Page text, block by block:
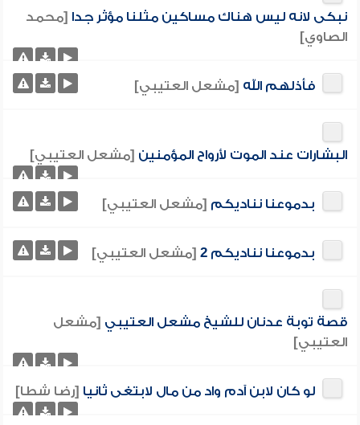
نبكى لانه ليس هناك مساكين مثلنا مؤثر جدا [محمد
الصاوي]
فأذلهم الله [مشعل العتيبي]
البشارات عند الموت لأرواح المؤمنين [مشعل العتيبي]
بدموعنا نناديكم [مشعل العتيبي]
بدموعنا نناديكم 2 [مشعل العتيبي]
قصة توبة عدنان للشيخ مشعل العتيبي [مشعل
العتيبي]
لو كان لابن آدم واد من مال لابتغى ثانيا [رضا شطا]